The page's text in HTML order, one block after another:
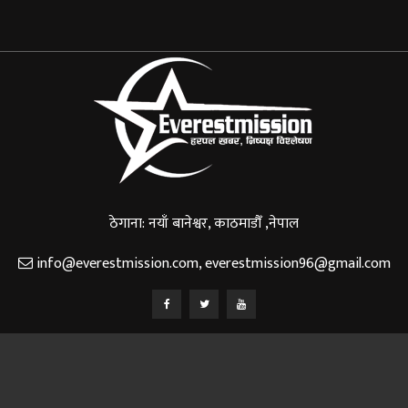
ठेगाना: नयाँ बानेश्वर, काठमाडौँ ,नेपाल
info@everestmission.com,everestmission96@gmail.com